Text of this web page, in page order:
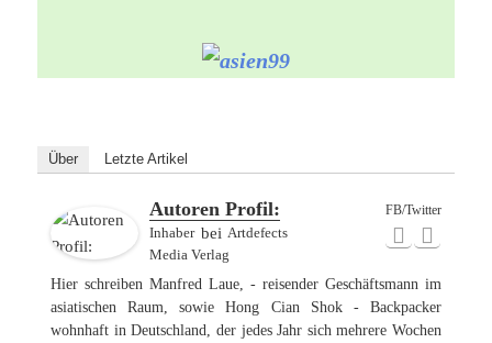
Über Letzte Artikel
FB/Twitter
Autoren Profil:
Inhaberbei Artdefects
Media Verlag
Hier schreiben Manfred Laue, - reisender Geschäftsmann im
asiatischen Raum, sowie Hong Cian Shok - Backpacker
wohnhaft in Deutschland, der jedes Jahr sich mehrere Wochen